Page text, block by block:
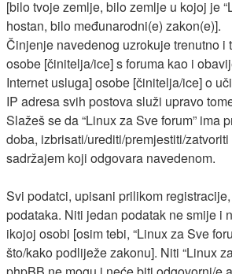
[bilo tvoje zemlje, bilo zemlje u kojoj je
hostan, bilo međunarodni(e) zakon(e)].
Činjenje navedenog uzrokuje trenutno i
osobe [činitelja/ice] s foruma kao i
Internet usluga] osobe [činitelja/ice] o
IP adresa svih postova služi upravo
Slažeš se da “Linux za Sve forum” ima
doba, izbrisati/urediti/premjestiti/
sadržajem koji odgovara navedenom.
Svi podatci, upisani prilikom
podataka. Niti jedan podatak ne smije i
ikojoj osobi [osim tebi, “Linux za Sve
što/kako podliježe zakonu]. Niti “Linux